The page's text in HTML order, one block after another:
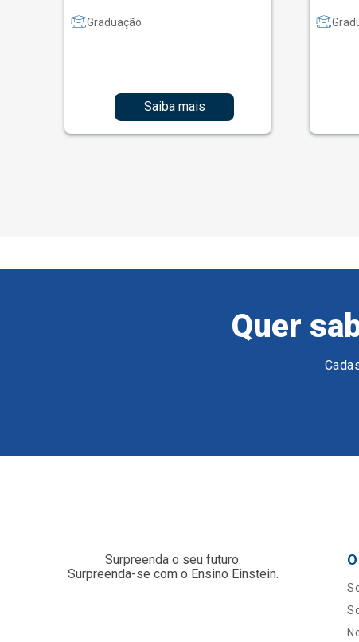
Graduação
Saiba mais
Quer
Surpreenda o seu futuro.
Surpreenda-se com o Ensino Einstein.